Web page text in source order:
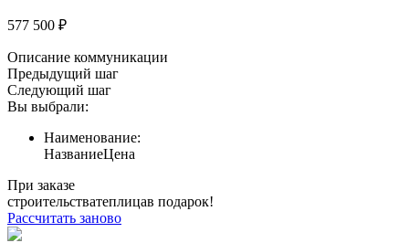
577 500 ₽
Описание коммуникации
Предыдущий шаг
Следующий шаг
Вы выбрали:
Наименование:
НазваниеЦена
При заказе
строительстватеплицав подарок!
Рассчитать заново